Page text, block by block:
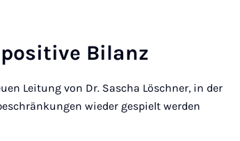
Bil­anz
Leitung von Dr. Sascha Löschner, in der
wieder gespielt werden